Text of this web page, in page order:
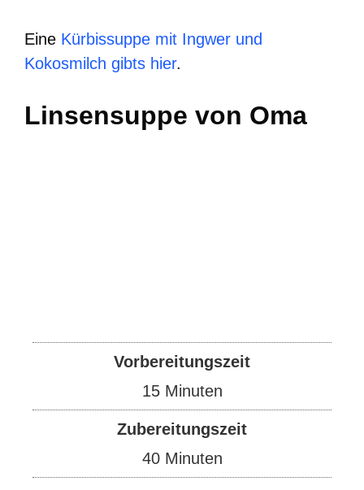
Eine Kürbissuppe mit Ingwer und
Kokosmilch gibts hier.
Linsensuppe von Oma
Vorbereitungszeit
15Minuten
Minuten
Zubereitungszeit
40Minuten
Minuten